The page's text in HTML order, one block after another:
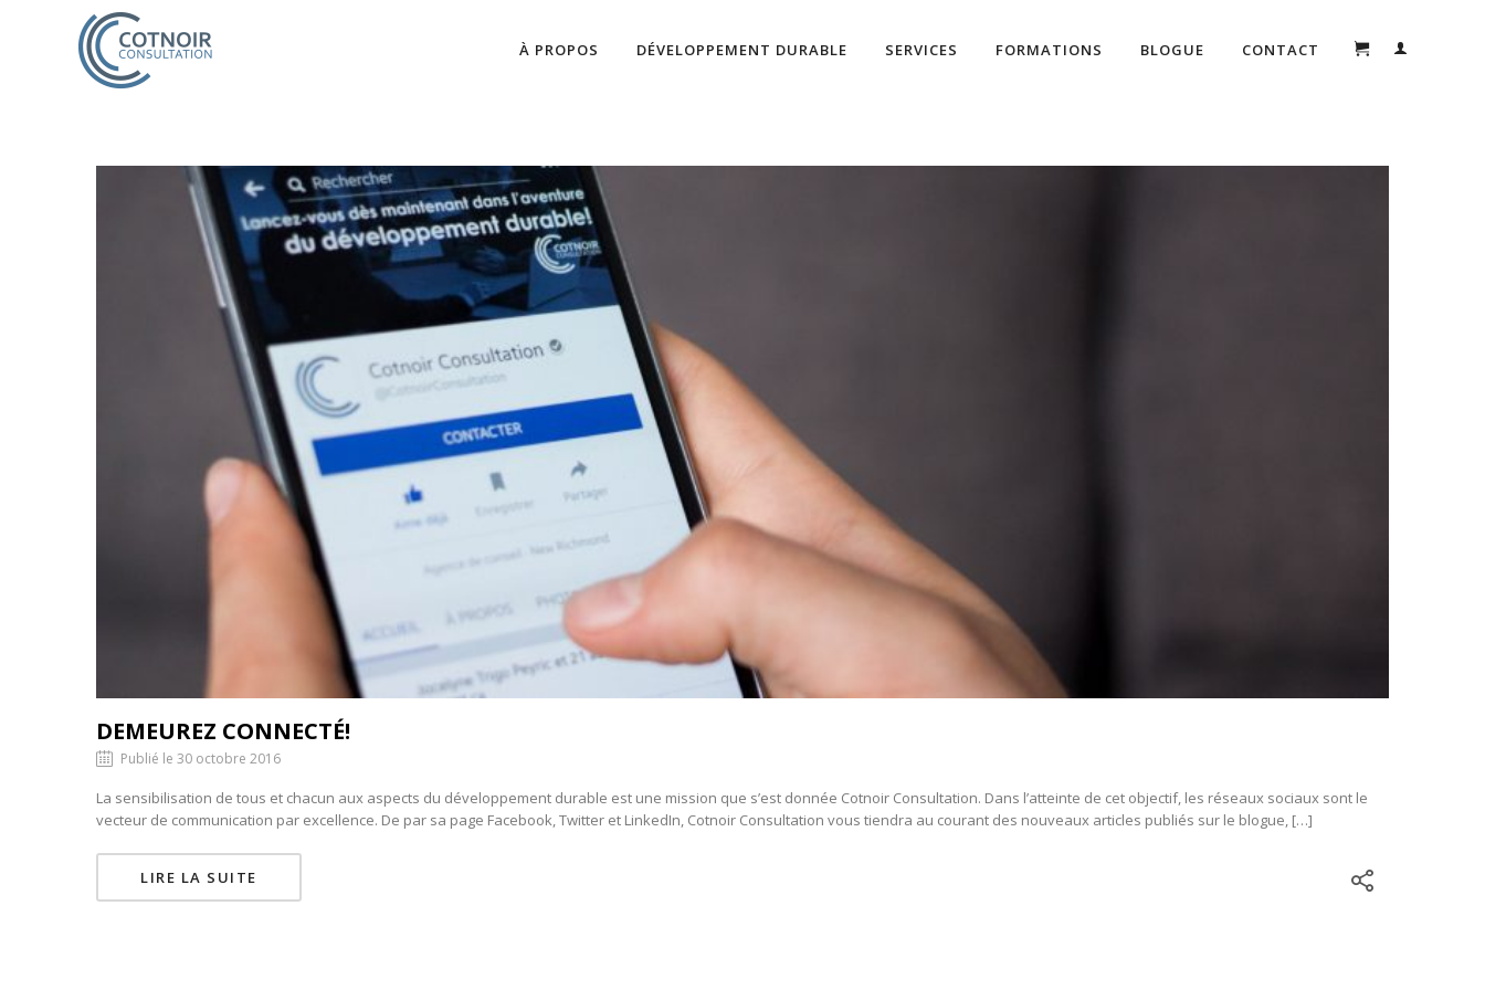
À PROPOS DÉVELOPPEMENT DURABLE SERVICES FORMATIONS BLOGUE CONTACT
DEMEUREZ CONNECTÉ!
Publié le 30 octobre 2016
La sensibilisation de tous et chacun aux aspects du développement durable est une mission que s’est donnée Cotnoir Consultation. Dans l’atteinte de cet objectif, les réseaux sociaux sont le
vecteur de communication par excellence. De par sa page Facebook, Twitter et LinkedIn, Cotnoir Consultation vous tiendra au courant des nouveaux articles publiés sur le blogue, […]
LIRE LA SUITE